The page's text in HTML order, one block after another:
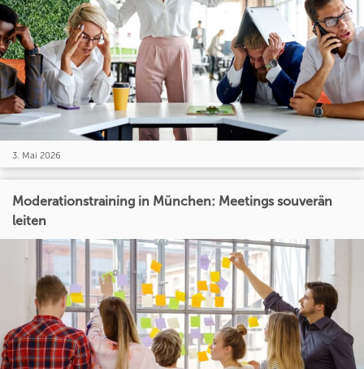
3. Mai 2026
Moderationstraining in München: Meetings souverän
leiten